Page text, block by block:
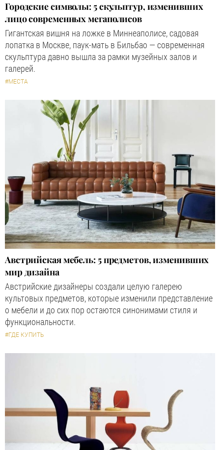
Городские символы: 5 скульптур, изменивших
лицо современных мегаполисов
Гигантская вишня на ложке в Миннеаполисе, садовая
лопатка в Москве, паук-мать в Бильбао — современная
скульптура давно вышла за рамки музейных залов и
галерей.
#МЕСТА
Австрийская мебель: 5 предметов, изменивших
мир дизайна
Австрийские дизайнеры создали целую галерею
культовых предметов, которые изменили представление
о мебели и до сих пор остаются синонимами стиля и
функциональности.
#ГДЕ КУПИТЬ